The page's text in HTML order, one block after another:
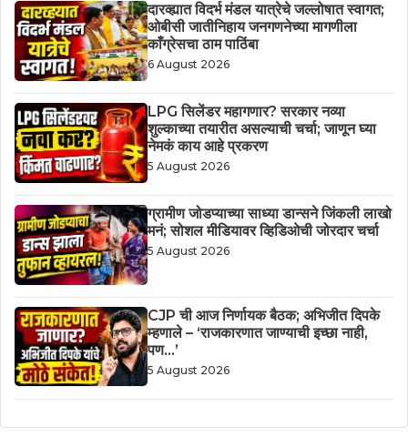
दारव्ह्यात विदर्भ मंडल यात्रेचे जल्लोषात स्वागत;
ओबीसी जातीनिहाय जनगणनेच्या मागणीला
काँग्रेसचा ठाम पाठिंबा
6 August 2026
LPG सिलेंडर महागणार? सरकार नव्या
शुल्काच्या तयारीत असल्याची चर्चा; जाणून घ्या
नेमकं काय आहे प्रकरण
5 August 2026
ग्रामीण जोडप्याच्या साध्या डान्सने जिंकली लाखो
मनं; सोशल मीडियावर व्हिडिओची जोरदार चर्चा
5 August 2026
CJP ची आज निर्णायक बैठक; अभिजीत दिपके
म्हणाले – ‘राजकारणात जाण्याची इच्छा नाही,
पण…’
5 August 2026